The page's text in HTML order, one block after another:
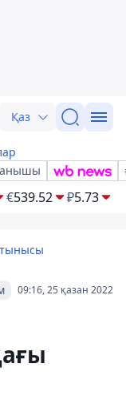
Қаз
€539.52 ₽5.73
09:16, 25 қазан 2022